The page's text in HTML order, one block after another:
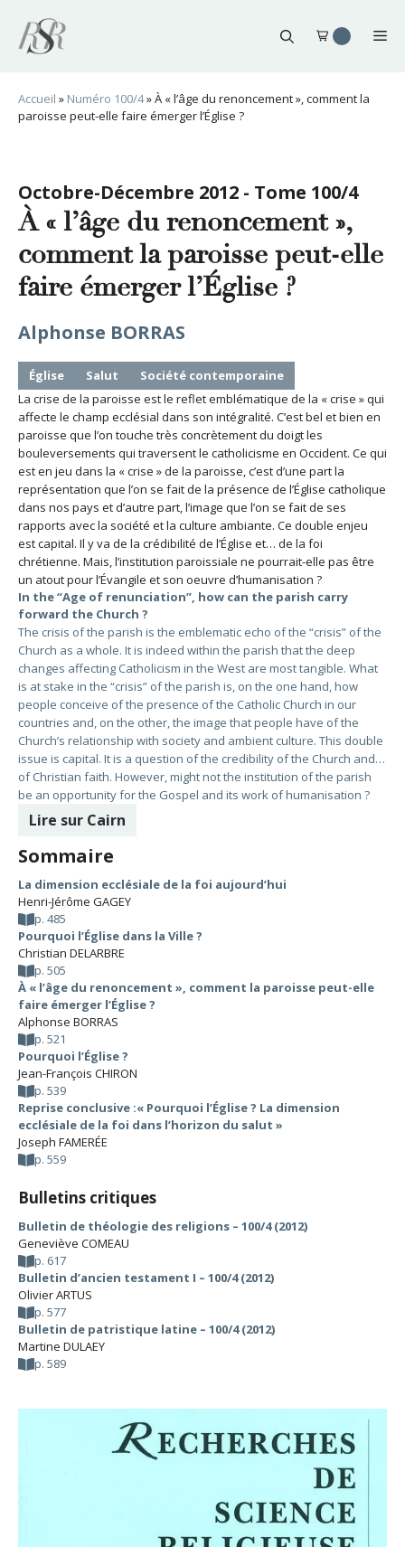
contenu
Accueil » Numéro 100/4»À « l’âge du renoncement », comment la
paroisse peut-elle faire émerger l’Église ?
Octobre-Décembre 2012 - Tome 100/4
À « l’âge du renoncement »,
comment la paroisse peut-elle
faire émerger l’Église ?
Alphonse BORRAS
Église Salut
Société contemporaine
La crise de la paroisse est le reflet emblématique de la « crise » qui
affecte le champ ecclésial dans son intégralité. C’est bel et bien en
paroisse que l’on touche très concrètement du doigt les
bouleversements qui traversent le catholicisme en Occident. Ce qui
est en jeu dans la « crise » de la paroisse, c’est d’une part la
représentation que l’on se fait de la présence de l’Église catholique
dans nos pays et d’autre part, l’image que l’on se fait de ses
rapports avec la société et la culture ambiante. Ce double enjeu
est capital. Il y va de la crédibilité de l’Église et… de la foi
chrétienne. Mais, l’institution paroissiale ne pourrait-elle pas être
un atout pour l’Évangile et son oeuvre d’humanisation ?
In the “Age of renunciation”, how can the parish carry
forward the Church ?
The crisis of the parish is the emblematic echo of the “crisis” of the
Church as a whole. It is indeed within the parish that the deep
changes affecting Catholicism in the West are most tangible. What
is at stake in the “crisis” of the parish is, on the one hand, how
people conceive of the presence of the Catholic Church in our
countries and, on the other, the image that people have of the
Church’s relationship with society and ambient culture. This double
issue is capital. It is a question of the credibility of the Church and…
of Christian faith. However, might not the institution of the parish
be an opportunity for the Gospel and its work of humanisation ?
Lire sur Cairn
Sommaire
La dimension ecclésiale de la foi aujourd’hui
Henri-Jérôme GAGEY
p. 485
Pourquoi l’Église dans la Ville ?
Christian DELARBRE
p. 505
À « l’âge du renoncement », comment la paroisse peut-elle
faire émerger l’Église ?
Alphonse BORRAS
p. 521
Pourquoi l’Église ?
Jean-François CHIRON
p. 539
Reprise conclusive :« Pourquoi l’Église ? La dimension
ecclésiale de la foi dans l’horizon du salut »
Joseph FAMERÉE
p. 559
Bulletins critiques
Bulletin de théologie des religions – 100/4 (2012)
Geneviève COMEAU
p. 617
Bulletin d’ancien testament I – 100/4 (2012)
Olivier ARTUS
p. 577
Bulletin de patristique latine – 100/4 (2012)
Martine DULAEY
p. 589